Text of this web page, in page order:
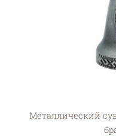
Металлический